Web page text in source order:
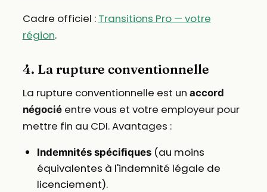
Cadre officiel : Transitions Pro — votre
région.
4. La rupture conventionnelle
La rupture conventionnelle est un accord
négociéentre vous et votre employeur pour
mettre fin au CDI. Avantages :
Indemnités spécifiques(au moins
équivalentes à l'indemnité légale de
licenciement).